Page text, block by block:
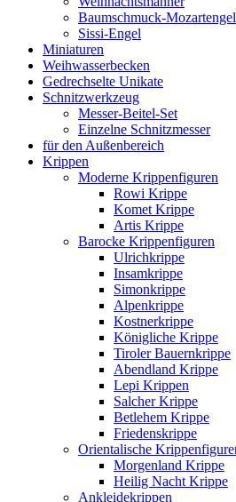
Baumschmuck-Mozartengel
Sissi-Engel
Miniaturen
Weihwasserbecken
Gedrechselte Unikate
Schnitzwerkzeug
Messer-Beitel-Set
Einzelne Schnitzmesser
für den Außenbereich
Krippen
Moderne Krippenfiguren
Rowi Krippe
Komet Krippe
Artis Krippe
Barocke Krippenfiguren
Ulrichkrippe
Insamkrippe
Simonkrippe
Alpenkrippe
Kostnerkrippe
Königliche Krippe
Tiroler Bauernkrippe
Abendland Krippe
Lepi Krippen
Salcher Krippe
Betlehem Krippe
Friedenskrippe
Orientalische
Morgenland Krippe
Heilig Nacht Krippe
Ankleidekrippen